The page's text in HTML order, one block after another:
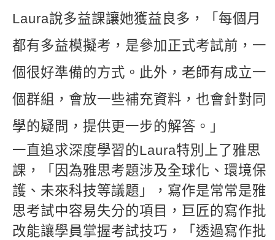
Laura說多益課讓她獲益良多，「每個月
都有多益模擬考，是參加正式考試前，一
個很好準備的方式。此外，老師有成立一
個群組，會放一些補充資料，也會針對同
學的疑問，提供更一步的解答。」
一直追求深度學習的Laura特別上了雅思
課，「因為雅思考題涉及全球化、環境保
護、未來科技等議題」，寫作是常常是雅
思考試中容易失分的項目，巨匠的寫作批
改能讓學員掌握考試技巧，「透過寫作批